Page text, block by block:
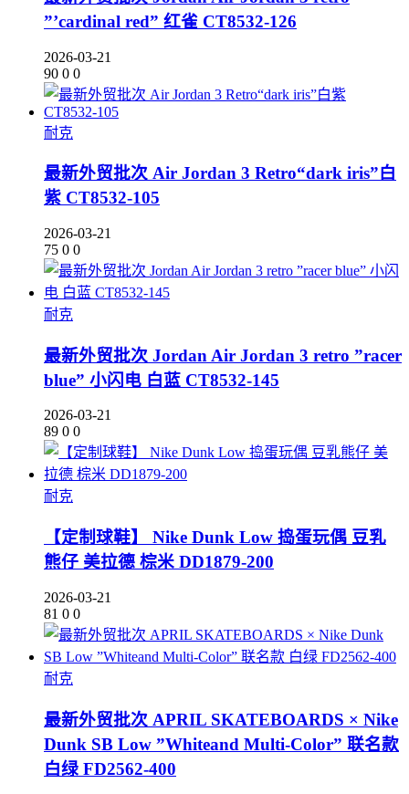
”’cardinal red” 红雀 CT8532-126
2026-03-21
90 0 0
耐克
最新外贸批次 Air Jordan 3 Retro“dark iris”白
紫 CT8532-105
2026-03-21
75 0 0
耐克
最新外贸批次 Jordan Air Jordan 3 retro ”racer
blue” 小闪电 白蓝 CT8532-145
2026-03-21
89 0 0
耐克
【定制球鞋】 Nike Dunk Low 捣蛋玩偶 豆乳
熊仔 美拉德 棕米 DD1879-200
2026-03-21
81 0 0
耐克
最新外贸批次 APRIL SKATEBOARDS × Nike
Dunk SB Low ”Whiteand Multi-Color” 联名款
白绿 FD2562-400